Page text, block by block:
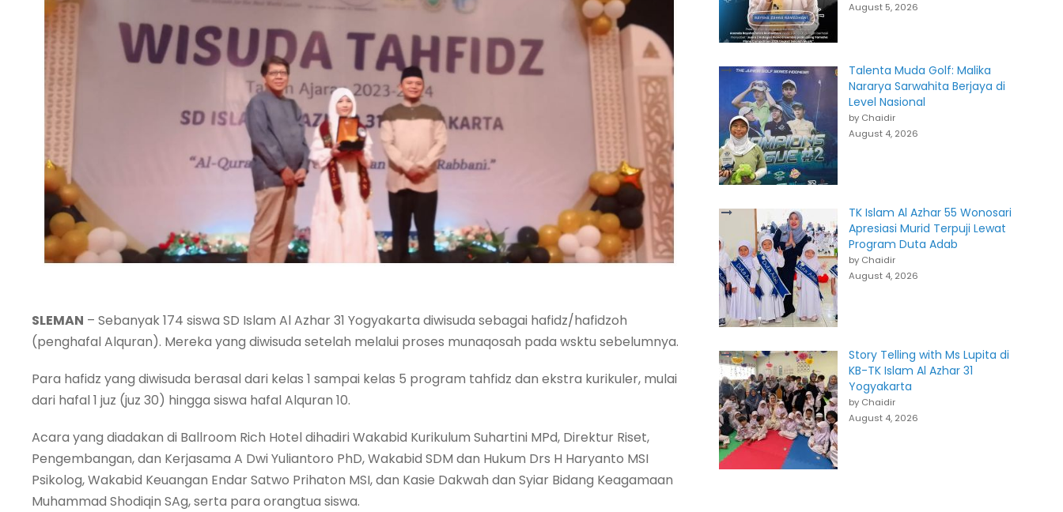
SLEMAN – Sebanyak 174 siswa SD Islam Al Azhar 31 Yogyakarta diwisuda sebagai hafidz/hafidzoh
(penghafal Alquran). Mereka yang diwisuda setelah melalui proses munaqosah pada wsktu sebelumnya.
Para hafidz yang diwisuda berasal dari kelas 1 sampai kelas 5 program tahfidz dan ekstra kurikuler, mulai
dari hafal 1 juz (juz 30) hingga siswa hafal Alquran 10.
Acara yang diadakan di Ballroom Rich Hotel dihadiri Wakabid Kurikulum Suhartini MPd, Direktur Riset,
Pengembangan, dan Kerjasama A Dwi Yuliantoro PhD, Wakabid SDM dan Hukum Drs H Haryanto MSI
Psikolog, Wakabid Keuangan Endar Satwo Prihaton MSI, dan Kasie Dakwah dan Syiar Bidang Keagamaan
Muhammad Shodiqin SAg, serta para orangtua siswa.
August 5, 2026
Talenta Muda Golf: Malika
Nararya Sarwahita Berjaya di
Level Nasional
by Chaidir
August 4, 2026
TK Islam Al Azhar 55 Wonosari
Apresiasi Murid Terpuji Lewat
Program Duta Adab
by Chaidir
August 4, 2026
Story Telling with Ms Lupita di
KB-TK Islam Al Azhar 31
Yogyakarta
by Chaidir
August 4, 2026